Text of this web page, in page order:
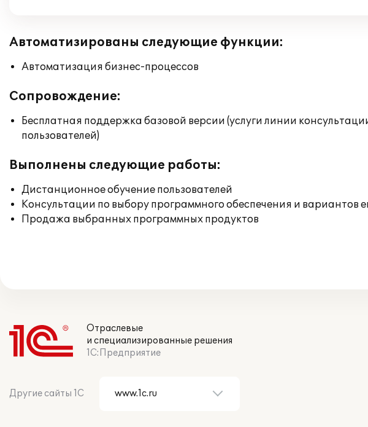
Автоматизированы следующие функции:
Автоматизация бизнес-процессов
Сопровождение:
Бесплатная поддержка базовой версии (услуги линии
пользователей)
Выполнены следующие работы:
Дистанционное обучение пользователей
Консультации по выбору программного обеспечения и вариантов
Продажа выбранных программных продуктов
Отраслевые
и специализированные решения
1С:Предприятие
Другие сайты 1С